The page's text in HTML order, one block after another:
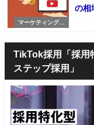
マーケティングの
の相
TikTok採用「採用
ステップ採用」